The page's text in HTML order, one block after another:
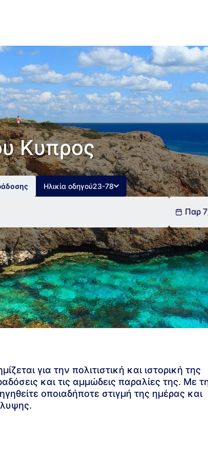
Κυπρος
Ηλικία οδηγού23-78
Παρ
για την πολιτιστική και ιστορική της
και τις αμμώδεις παραλίες της. Με
οποιαδήποτε στιγμή της ημέρας και